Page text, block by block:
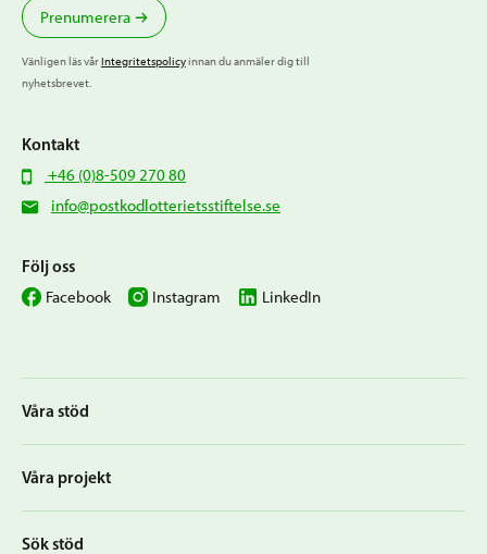
Våra stöd
Våra projekt
Sök stöd
Prenumerera
Vänligen läs vårIntegritetspolicyinnan du anmäler dig till
nyhetsbrevet.
Kontakt
+46 (0)8-509 270 80
info@postkodlotterietsstiftelse.se
Följ oss
Facebook Instagram LinkedIn